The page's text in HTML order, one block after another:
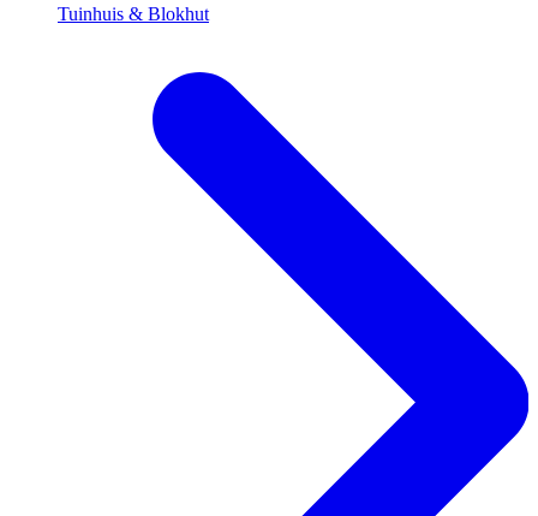
Tuinhuis & Blokhut